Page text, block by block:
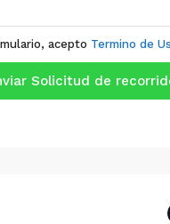
acepto Termino de
Solicitud de